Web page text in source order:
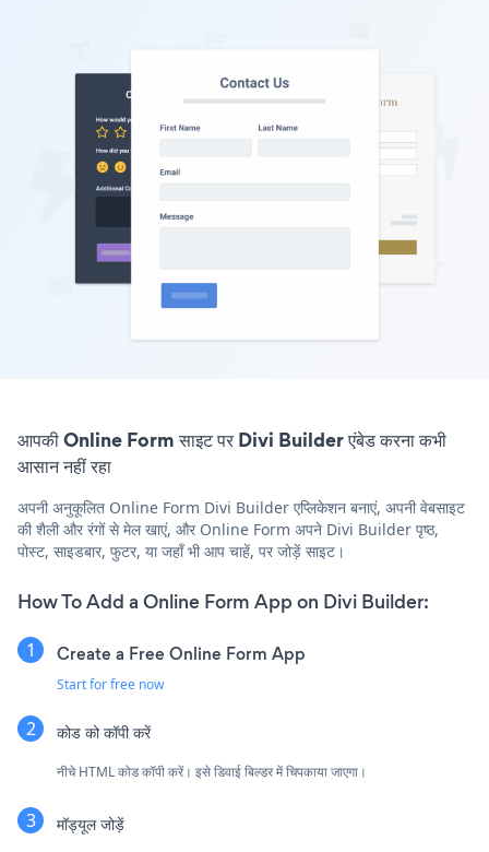
आपकी Online Form साइट पर Divi Builder एंबेड करना कभी
आसान नहीं रहा
अपनी अनुकूलित Online Form Divi Builder एप्लिकेशन बनाएं, अपनी वेबसाइट
की शैली और रंगों से मेल खाएं, और Online Form अपने Divi Builder पृष्ठ,
पोस्ट, साइडबार, फुटर, या जहाँ भी आप चाहें, पर जोड़ें साइट।
How To Add a Online Form App on Divi Builder:
Create a Free Online Form App
Start for free now
कोड को कॉपी करें
नीचे HTML कोड कॉपी करें। इसे डिवाई बिल्डर में चिपकाया जाएगा।
मॉड्यूल जोड़ें